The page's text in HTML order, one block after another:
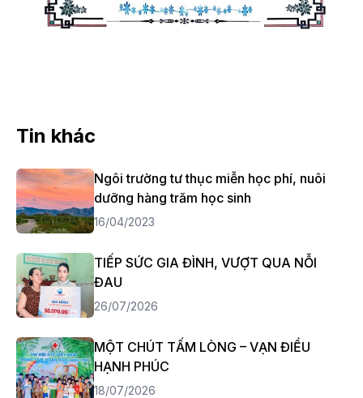
Tin khác
Ngôi trường tư thục miễn học phí, nuôi
dưỡng hàng trăm học sinh
16/04/2023
TIẾP SỨC GIA ĐÌNH, VƯỢT QUA NỖI
ĐAU
26/07/2026
MỘT CHÚT TẤM LÒNG – VẠN ĐIỀU
HẠNH PHÚC
18/07/2026